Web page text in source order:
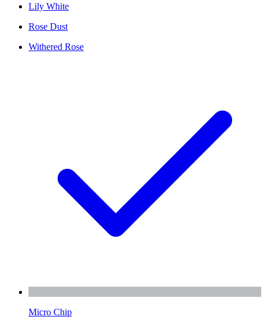
Lily White
Rose Dust
Withered Rose
Micro Chip